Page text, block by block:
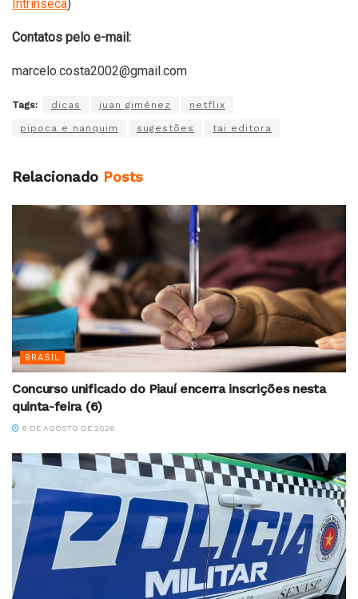
Intrínseca)
Contatos pelo e-mail:
marcelo.costa2002@gmail.com
Tags: dicas juan giménez netflix
pipoca e nanquim sugestões tai editora
Relacionado Posts
BRASIL
Concurso unificado do Piauí encerra inscrições nesta
quinta-feira (6)
6 DE AGOSTO DE 2026